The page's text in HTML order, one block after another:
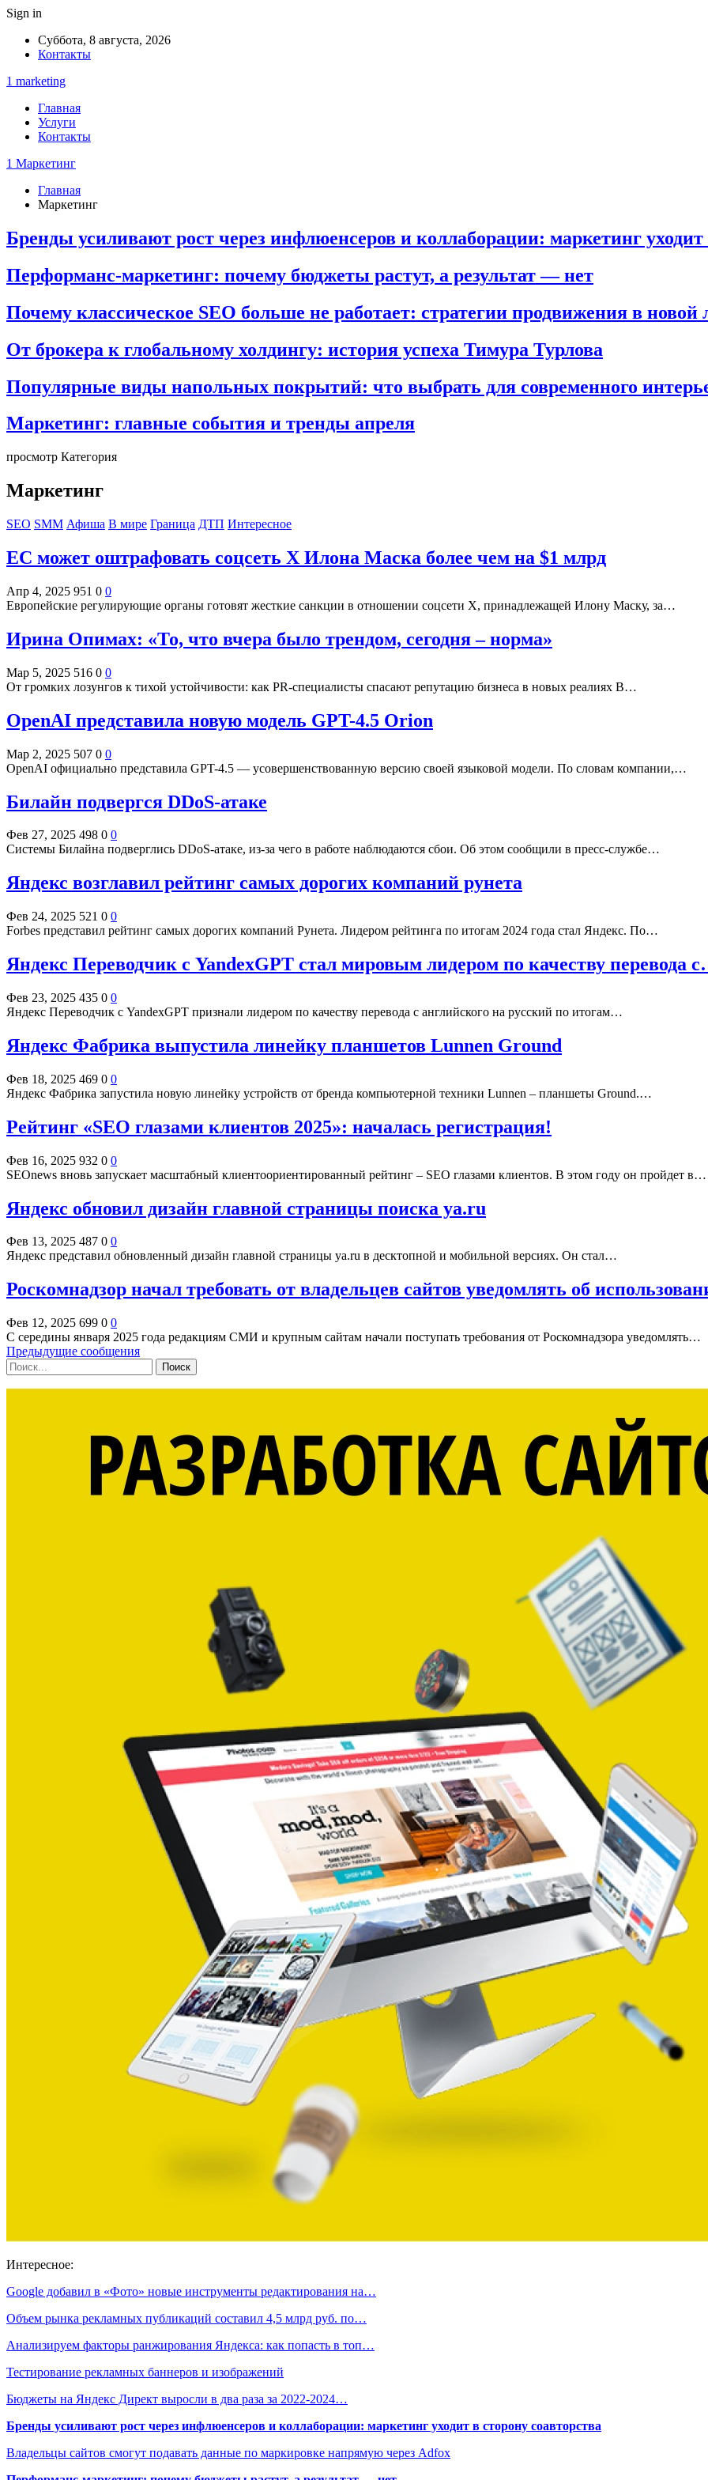
Sign in
Суббота, 8 августа, 2026
Контакты
1 marketing
Главная
Услуги
Контакты
1 Маркетинг
Главная
Маркетинг
Бренды усиливают рост через инфлюенсеров и коллаборации: маркетинг уходит
Перформанс-маркетинг: почему бюджеты растут, а результат — нет
Почему классическое SEO больше не работает: стратегии продвижения в новой
От брокера к глобальному холдингу: история успеха Тимура Турлова
Популярные виды напольных покрытий: что выбрать для современного
Маркетинг: главные события и тренды апреля
просмотр Категория
Маркетинг
SEO SMM Афиша В мире Граница ДТП Интересное
ЕС может оштрафовать соцсеть X Илона Маска более чем на $1 млрд
Апр 4, 2025 951 0 0
Европейские регулирующие органы готовят жесткие санкции в отношении соцсети X, принадлежащей Илону Маску, за…
Ирина Опимах: «То, что вчера было трендом, сегодня – норма»
Мар 5, 2025 516 0 0
От громких лозунгов к тихой устойчивости: как PR-специалисты спасают репутацию бизнеса в новых реалиях В…
OpenAI представила новую модель GPT-4.5 Orion
Мар 2, 2025 507 0 0
OpenAI официально представила GPT-4.5 — усовершенствованную версию своей языковой модели. По словам компании,…
Билайн подвергся DDoS-атаке
Фев 27, 2025 498 0 0
Системы Билайна подверглись DDoS-атаке, из-за чего в работе наблюдаются сбои. Об этом сообщили в пресс-службе…
Яндекс возглавил рейтинг самых дорогих компаний рунета
Фев 24, 2025 521 0 0
Forbes представил рейтинг самых дорогих компаний Рунета. Лидером рейтинга по итогам 2024 года стал Яндекс. По…
Яндекс Переводчик с YandexGPT стал мировым лидером по качеству перевода
Фев 23, 2025 435 0 0
Яндекс Переводчик с YandexGPT признали лидером по качеству перевода с английского на русский по итогам…
Яндекс Фабрика выпустила линейку планшетов Lunnen Ground
Фев 18, 2025 469 0 0
Яндекс Фабрика запустила новую линейку устройств от бренда компьютерной техники Lunnen – планшеты Ground.…
Рейтинг «SEO глазами клиентов 2025»: началась регистрация!
Фев 16, 2025 932 0 0
SEOnews вновь запускает масштабный клиентоориентированный рейтинг – SEO глазами клиентов. В этом году он пройдет в…
Яндекс обновил дизайн главной страницы поиска ya.ru
Фев 13, 2025 487 0 0
Яндекс представил обновленный дизайн главной страницы ya.ru в десктопной и мобильной версиях. Он стал…
Роскомнадзор начал требовать от владельцев сайтов уведомлять об
Фев 12, 2025 699 0 0
С середины января 2025 года редакциям СМИ и крупным сайтам начали поступать требования от Роскомнадзора уведомлять…
Предыдущие сообщения
Интересное:
Google добавил в «Фото» новые инструменты редактирования на…
Объем рынка рекламных публикаций составил 4,5 млрд руб. по…
Анализируем факторы ранжирования Яндекса: как попасть в топ…
Тестирование рекламных баннеров и изображений
Бюджеты на Яндекс Директ выросли в два раза за 2022-2024…
Бренды усиливают рост через инфлюенсеров и коллаборации: маркетинг уходит в сторону соавторства
Владельцы сайтов смогут подавать данные по маркировке напрямую через Adfox